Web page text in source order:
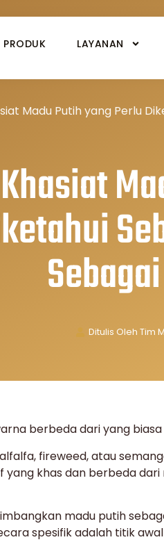
PRODUK LAYANAN
Madu Putih yang Perlu
Ditulis Oleh Tim
berbeda dari yang
fireweed, atau
yang khas dan berbeda
madu putih
spesifik adalah titik